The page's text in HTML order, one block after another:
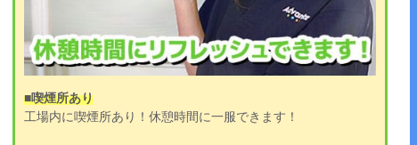
■喫煙所あり
工場内に喫煙所あり！休憩時間に一服できます！